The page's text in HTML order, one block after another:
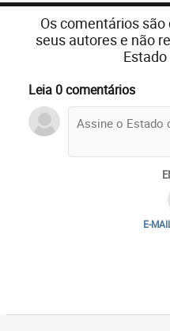
Os comentários
seus autores e não
Estado
Leia 0 comentários
E-